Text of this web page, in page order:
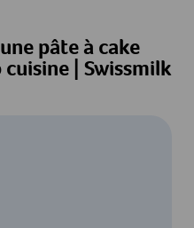
pâte à cake
cuisine | Swissmilk